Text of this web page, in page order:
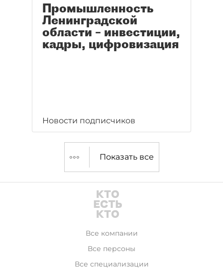
Промышленность
Ленинградской
области – инвестиции,
кадры, цифровизация
Новости подписчиков
Показать все
Все компании
Все персоны
Все специализации